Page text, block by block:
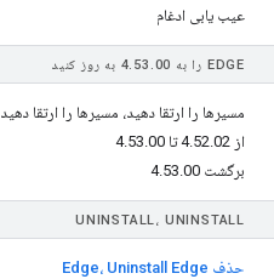
عیب یابی ادغام
EDGE را به 4 . 53 .00 به روز کنید
مسیرها را ارتقا دهید، مسیرها را ارتقا دهید
از 4
.52.02 تا 4 .53.00
برگشت 4
.53.00
UNINSTALL، UNINSTALL
حذف Edge، Uninstall Edge